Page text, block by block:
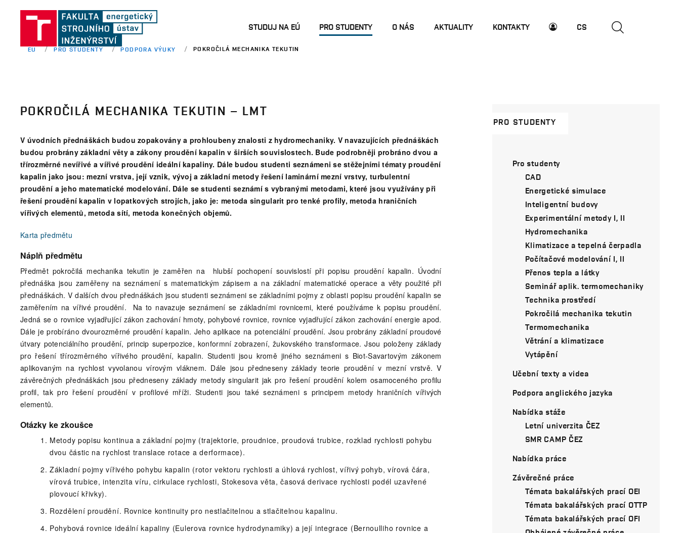
STUDUJ NA EÚ PRO STUDENTY O NÁS AKTUALITY KONTAKTY CS
EU PRO STUDENTY PODPORA VÝUKY POKROČILÁ MECHANIKA TEKUTIN
POKROČILÁ MECHANIKA TEKUTIN – LMT
V úvodních přednáškách budou zopakovány a prohloubeny znalosti z hydromechaniky. V navazujících přednáškách
budou probrány základní věty a zákony proudění kapalin v širších souvislostech. Bude podrobněji probráno dvou a
třírozměrné nevířivé a vířivé proudění ideální kapaliny. Dále budou studenti seznámeni se stěžejními tématy proudění
kapalin jako jsou: mezní vrstva, její vznik, vývoj a základní metody řešení laminární mezní vrstvy, turbulentní
proudění a jeho matematické modelování. Dále se studenti seznámí s vybranými metodami, které jsou využívány při
řešení proudění kapalin v lopatkových strojích, jako je: metoda singularit pro tenké profily, metoda hraničních
vířivých elementů, metoda sítí, metoda konečných objemů.
Karta předmětu
Náplň předmětu
Předmět pokročilá mechanika tekutin je zaměřen na hlubší pochopení souvislostí při popisu proudění kapalin. Úvodní
přednáška jsou zaměřeny na seznámení s matematickým zápisem a na základní matematické operace a věty použité při
přednáškách. V dalších dvou přednáškách jsou studenti seznámeni se základními pojmy z oblasti popisu proudění kapalin se
zaměřením na vířivé proudění. Na to navazuje seznámení se základními rovnicemi, které používáme k popisu proudění.
Jedná se o rovnice vyjadřující zákon zachování hmoty, pohybové rovnice, rovnice vyjadřující zákon zachování energie apod.
Dále je probíráno dvourozměrné proudění kapalin. Jeho aplikace na potenciální proudění. Jsou probrány základní proudové
útvary potenciálního proudění, princip superpozice, konformní zobrazení, žukovského transformace. Jsou položeny základy
pro řešení třírozměrného vířivého proudění, kapalin. Studenti jsou kromě jiného seznámeni s Biot-Savartovým zákonem
aplikovaným na rychlost vyvolanou vírovým vláknem. Dále jsou předneseny základy teorie proudění v mezní vrstvě. V
závěrečných přednáškách jsou předneseny základy metody singularit jak pro řešení proudění kolem osamoceného profilu
profil, tak pro řešení proudění v profilové mříži. Studenti jsou také seznámeni s principem metody hraničních vířivých
elementů.
Otázky ke zkoušce
Metody popisu kontinua a základní pojmy (trajektorie, proudnice, proudová trubice, rozklad rychlosti pohybu
dvou částic na rychlost translace rotace a derformace).
Základní pojmy vířivého pohybu kapalin (rotor vektoru rychlosti a úhlová rychlost, vířivý pohyb, vírová čára,
vírová trubice, intenzita víru, cirkulace rychlosti, Stokesova věta, časová derivace rychlosti podél uzavřené
plovoucí křivky).
Rozdělení proudění. Rovnice kontinuity pro nestlačitelnou a stlačitelnou kapalinu.
Pohybová rovnice ideální kapaliny (Eulerova rovnice hydrodynamiky) a její integrace (Bernoulliho rovnice a
PRO STUDENTY
Pro studenty
CAD
Energetické simulace
Inteligentní budovy
Experimentální metody I, II
Hydromechanika
Klimatizace a tepelná čerpadla
Počítačové modelování I, II
Přenos tepla a látky
Seminář aplik. termomechaniky
Technika prostředí
Pokročilá mechanika tekutin
Termomechanika
Větrání a klimatizace
Vytápění
Učební texty a videa
Podpora anglického jazyka
Nabídka stáže
Letní univerzita ČEZ
SMR CAMP ČEZ
Nabídka práce
Závěrečné práce
Témata bakalářských prací OEI
Témata bakalářských prací OTTP
Témata bakalářských prací OFI